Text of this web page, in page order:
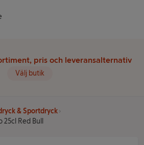
pris och leveransalternativ
Välj butik
& Sportdryck
Red Bull